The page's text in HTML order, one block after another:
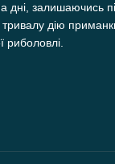
дні, залишаючись
дію
риболовлі.